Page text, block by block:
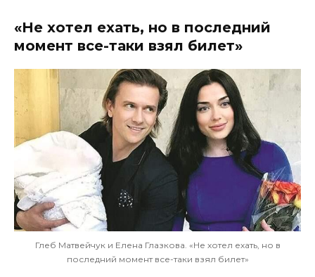
«Не хотел ехать, но в последний
момент все-таки взял билет»
Глеб Матвейчук и Елена Глазкова. «Не хотел ехать, но в
последний момент все-таки взял билет»